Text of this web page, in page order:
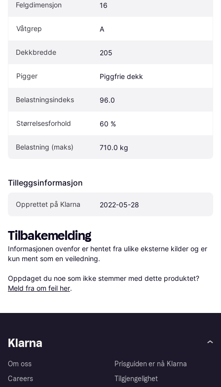
Felgdimensjon 16
Våtgrep A
Dekkbredde 205
Pigger Piggfrie dekk
Belastningsindeks 96.0
Størrelsesforhold 60 %
Belastning (maks) 710.0 kg
Tilleggsinformasjon
Opprettet på Klarna 2022-05-28
Tilbakemelding
Informasjonen ovenfor er hentet fra ulike eksterne kilder og er
kun ment som en veiledning.
Oppdaget du noe som ikke stemmer med dette produktet?
Meld fra om feil her.
Klarna
Om oss
Careers
Prisguiden er nå Klarna
Tilgjengelighet